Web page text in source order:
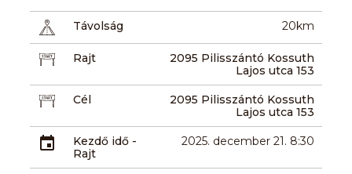
Távolság 20km
Rajt
2095 Pilisszántó Kossuth
Lajos utca 153
Cél
2095 Pilisszántó Kossuth
Lajos utca 153
Kezdő idő -
Rajt
2025. december 21. 8:30